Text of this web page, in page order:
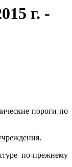
г. -
пороги по
по-прежнему